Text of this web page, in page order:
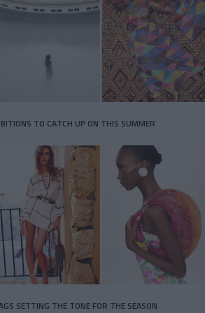
TO CATCH UP ON THIS SUMMER
SETTING THE TONE FOR THE SEASON